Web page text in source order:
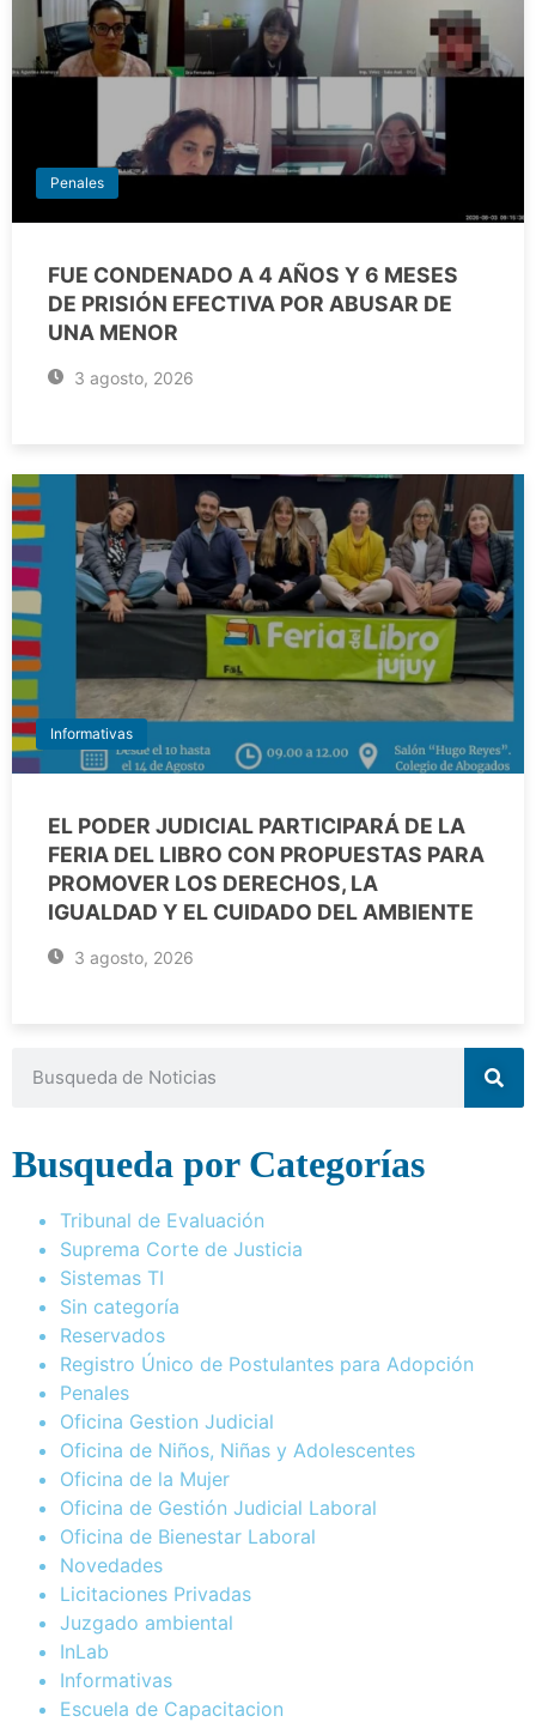
Penales
FUE CONDENADO A 4 AÑOS Y 6 MESES
DE PRISIÓN EFECTIVA POR ABUSAR DE
UNA MENOR
3 agosto, 2026
Informativas
EL PODER JUDICIAL PARTICIPARÁ DE LA
FERIA DEL LIBRO CON PROPUESTAS PARA
PROMOVER LOS DERECHOS, LA
IGUALDAD Y EL CUIDADO DEL AMBIENTE
3 agosto, 2026
Busqueda por Categorías
Tribunal de Evaluación
Suprema Corte de Justicia
Sistemas TI
Sin categoría
Reservados
Registro Único de Postulantes para Adopción
Penales
Oficina Gestion Judicial
Oficina de Niños, Niñas y Adolescentes
Oficina de la Mujer
Oficina de Gestión Judicial Laboral
Oficina de Bienestar Laboral
Novedades
Licitaciones Privadas
Juzgado ambiental
InLab
Informativas
Escuela de Capacitacion